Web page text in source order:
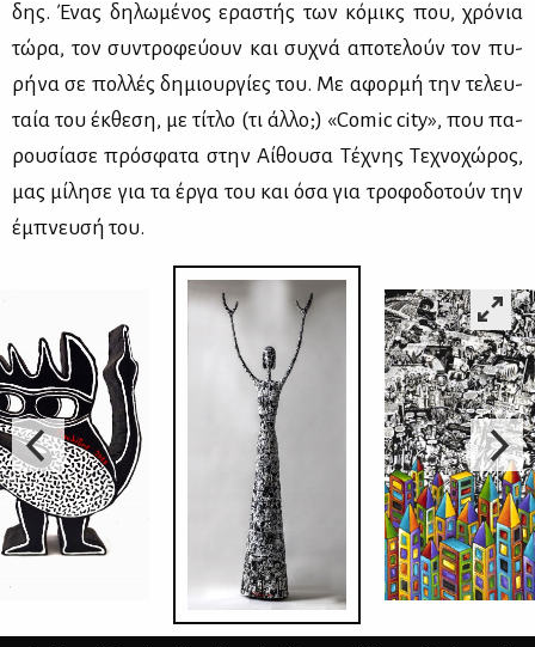
δης. Ένας δη­λω­μέ­νος ερα­στής των κό­μικς που, χρό­νια
τώ­ρα, τον συ­ντρο­φεύ­ουν και συ­χνά απο­τε­λούν τον πυ­
ρή­να σε πολ­λές δη­μιουρ­γί­ες του. Με αφορ­μή την τε­λευ­
ταία του έκ­θε­ση, με τί­τλο (τι άλ­λο;) «Comic city», που πα­
ρου­σί­α­σε πρό­σφα­τα στην Αί­θου­σα Τέ­χνης Τε­χνο­χώ­ρος,
μας μί­λη­σε για τα έρ­γα του και όσα για τρο­φο­δο­τούν την
έμπνευ­σή του.